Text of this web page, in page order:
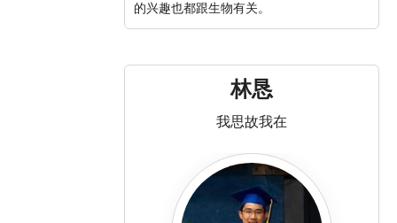
的兴趣也都跟生物有关。
林恳
我思故我在